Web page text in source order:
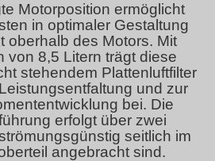
Motorposition ermöglicht
in optimaler Gestaltung
oberhalb des Motors. Mit
von 8,5 Litern trägt diese
stehendem Plattenluftfilter
und zur
bei. Die
erfolgt über zwei
seitlich im
angebracht sind.